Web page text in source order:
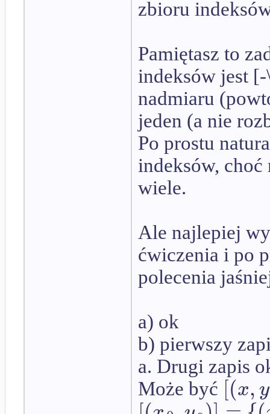
zbioru
Pamiętasz to
indeksów jest
nadmiaru
jeden (a nie
Po prostu
indeksów,
wiele.
Ale najlepiej
ćwiczenia i po
polecenia
a) ok
b) pierwszy
a. Drugi zapis
Może być [(x,y